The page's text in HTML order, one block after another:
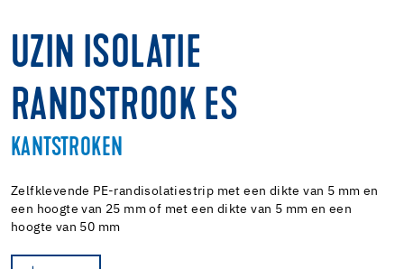
UZIN ISOLATIE
RANDSTROOK ES
KANTSTROKEN
Zelfklevende PE-randisolatiestrip met een dikte van 5 mm en
een hoogte van 25 mm of met een dikte van 5 mm en een
hoogte van 50 mm